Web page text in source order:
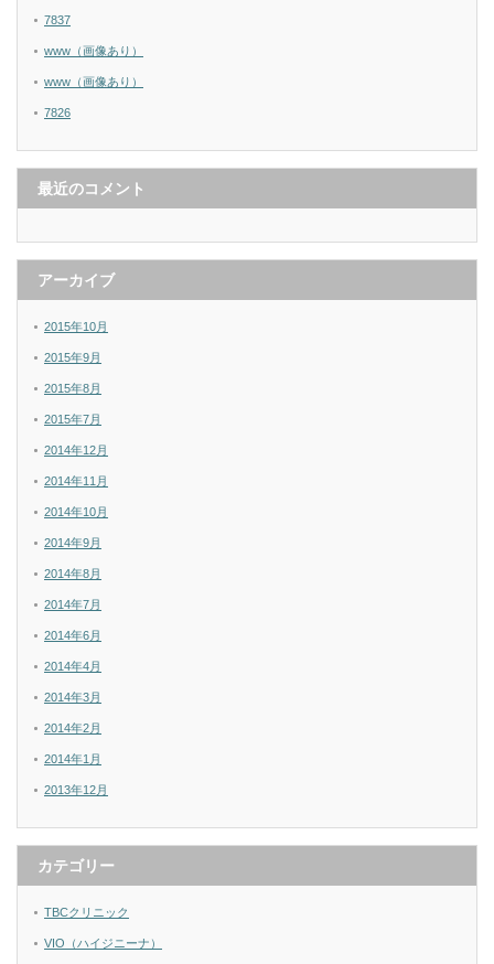
7837
www（画像あり）
www（画像あり）
7826
最近のコメント
アーカイブ
2015年10月
2015年9月
2015年8月
2015年7月
2014年12月
2014年11月
2014年10月
2014年9月
2014年8月
2014年7月
2014年6月
2014年4月
2014年3月
2014年2月
2014年1月
2013年12月
カテゴリー
TBCクリニック
VIO（ハイジニーナ）